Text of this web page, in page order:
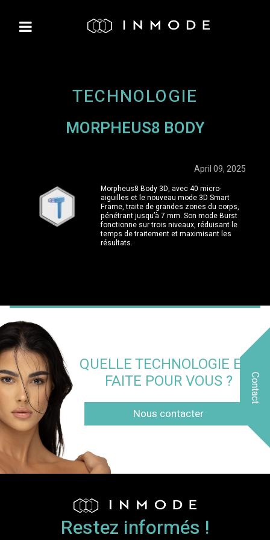
TECHNOLOGIE
MORPHEUS8 BODY
April 09, 2025
Morpheus8 Body 3D, avec 40 micro-
aiguilles et le nouveau mode 3D Smart
Frame, traite de grandes zones du corps,
pénétrant jusqu’à 7 mm. Son mode Burst
fonctionne sur trois niveaux, réduisant le
temps de traitement et maximisant les
résultats.
QUELLE TECHNOLOGIE EST
FAITE POUR VOUS ?
Nous contacter
Contact
Restez informés !